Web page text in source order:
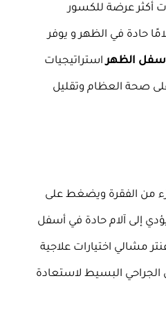
أكثر عرضة للكسور
حادة في الظهر و يوفر
أسفل الظهراستراتيجيات
صحة العظام وتقليل
من الفقرة ويضغط على
إلى آلام حادة في أسفل
مشالي اختيارات علاجية
الجراحي البسيط لاستعادة